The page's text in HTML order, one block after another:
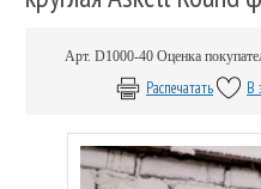
Арт. D1000-40 Оценка
Распечатать В